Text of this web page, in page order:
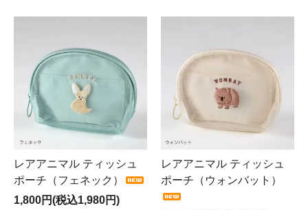
レアアニマル ティッシュ
ポーチ（フェネック）
1,800円(税込1,980円)
レアアニマル ティッシュ
ポーチ（ウォンバット）